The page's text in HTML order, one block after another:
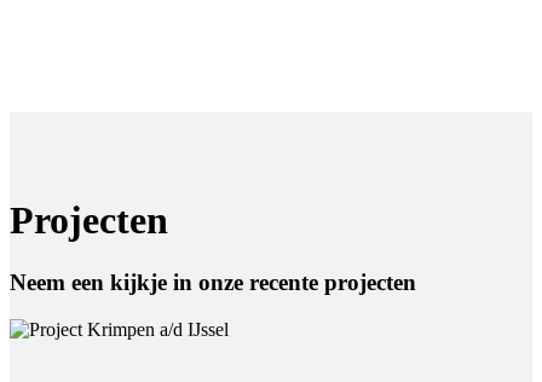
Projecten
Neem een kijkje in onze recente projecten